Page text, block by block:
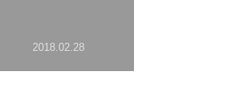
2018.02.28